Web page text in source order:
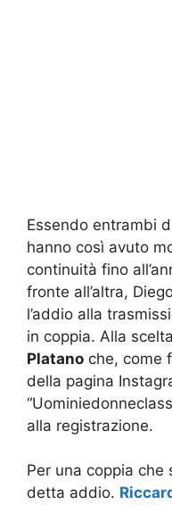
Essendo entrambi
hanno così avuto
continuità fino
fronte all’altra,
l’addio alla
in coppia. Alla
Platano che, come
della pagina
alla registrazione.
Per una coppia che
detta addio.